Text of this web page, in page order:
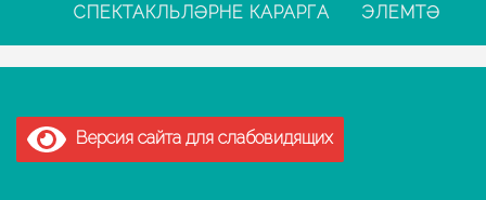
СПЕКТАКЛЬЛӘРНЕ КАРАРГА
ЭЛЕМТӘ
Версия сайта для слабовидящих